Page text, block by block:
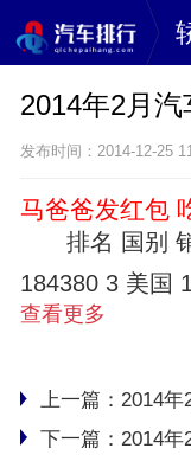
2014年2月
发布时间：2014-12-25
马爸爸发红包
排名 国别
184380 3 美国
查看更多
上一篇： 2014年
下一篇： 2014